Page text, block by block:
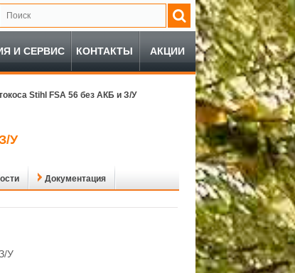
И СЕРВИС КОНТАКТЫ АКЦИИ
Stihl FSA 56 без АКБ и З/У
У
Документация
У